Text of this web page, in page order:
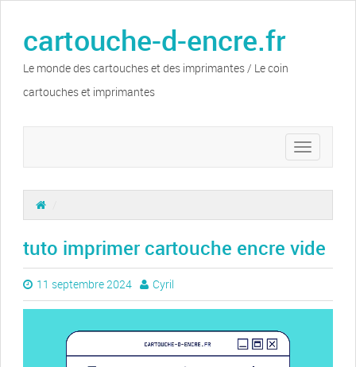
cartouche-d-encre.fr
Le monde des cartouches et des imprimantes / Le coin
cartouches et imprimantes
Toggle
navigation
tuto imprimer cartouche encre vide
11 septembre 2024 Cyril